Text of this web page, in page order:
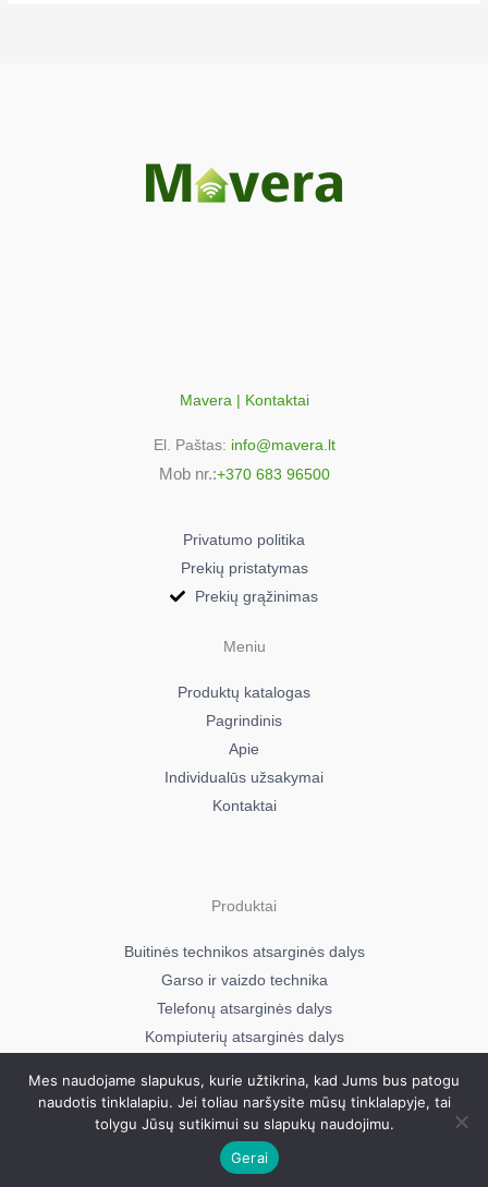
Mavera | Kontaktai
El. Paštas: info@mavera.lt
Mob nr.:+370 683 96500
Privatumo politika
Prekių pristatymas
Prekių grąžinimas
Meniu
Produktų katalogas
Pagrindinis
Apie
Individualūs užsakymai
Kontaktai
Produktai
Buitinės technikos atsarginės dalys
Garso ir vaizdo technika
Telefonų atsarginės dalys
Kompiuterių atsarginės dalys
Visos teisės saugomos © 2026
Mavera.lt
Mes naudojame slapukus, kurie užtikrina, kad Jums bus patogu
naudotis tinklalapiu. Jei toliau naršysite mūsų tinklalapyje, tai
tolygu Jūsų sutikimui su slapukų naudojimu.
Gerai